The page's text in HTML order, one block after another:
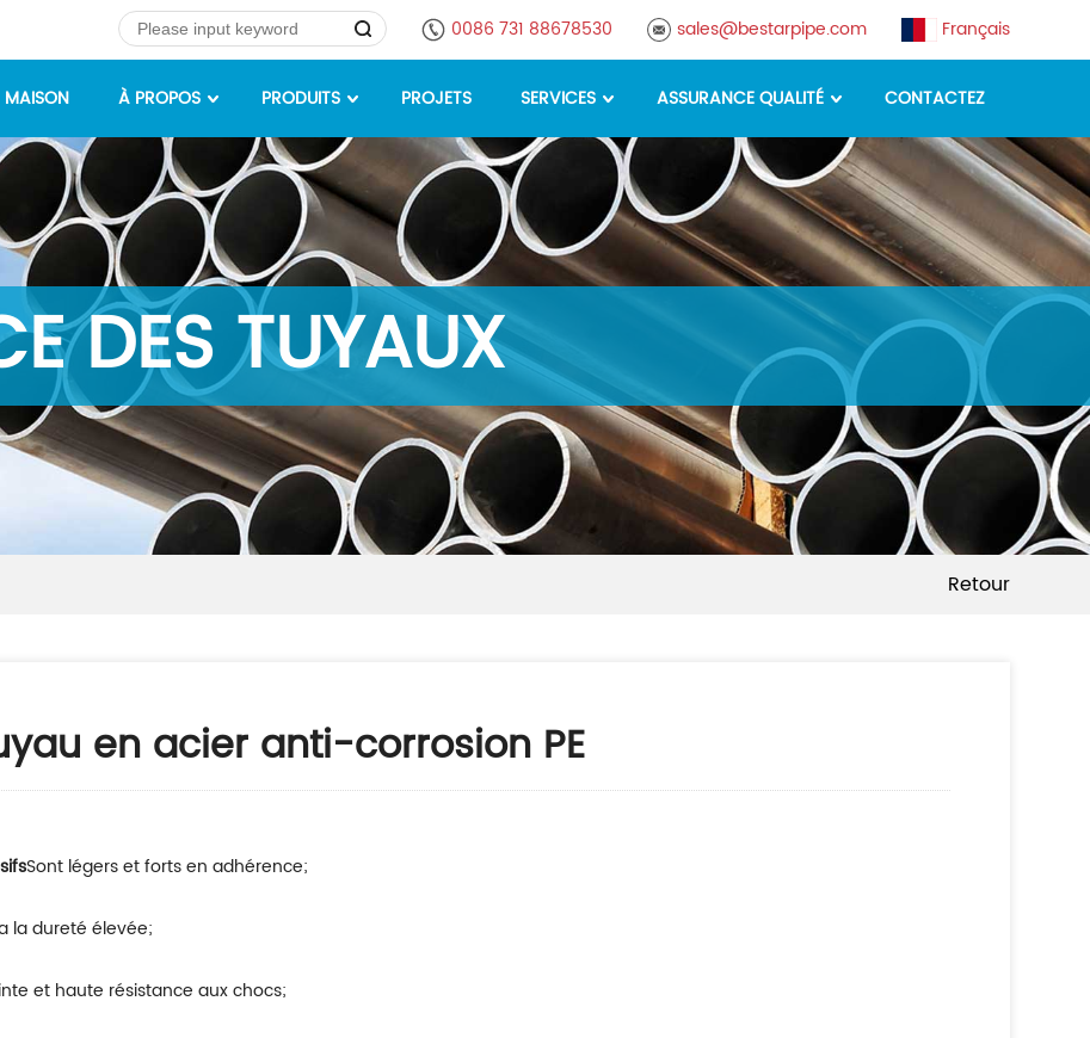
0086 731 88678530 sales@bestarpipe.com Français
MAISON À PROPOS PRODUITS PROJETS SERVICES ASSURANCE QUALITÉ CONTACTEZ
DES TUYAUX
Retour
en acier anti-corrosion PE
Sont légers et forts en adhérence;
la dureté élevée;
et haute résistance aux chocs;